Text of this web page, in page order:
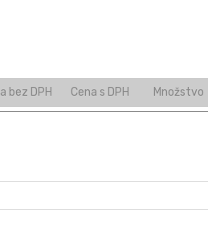
bez DPH Cena s DPH Množstvo